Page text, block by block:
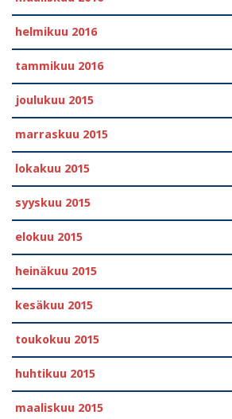
helmikuu 2016
tammikuu 2016
joulukuu 2015
marraskuu 2015
lokakuu 2015
syyskuu 2015
elokuu 2015
heinäkuu 2015
kesäkuu 2015
toukokuu 2015
huhtikuu 2015
maaliskuu 2015